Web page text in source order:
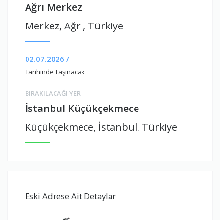
Ağrı Merkez
Merkez, Ağrı, Türkiye
02.07.2026 /
Tarihinde Taşınacak
BIRAKILACAĞI YER
İstanbul Küçükçekmece
Küçükçekmece, İstanbul, Türkiye
Eski Adrese Ait Detaylar